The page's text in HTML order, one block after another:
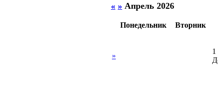
« » Апрель 2026
Понедельник Вторник
»
1